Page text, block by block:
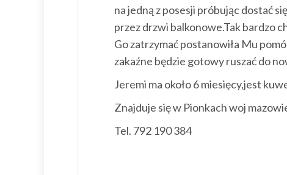
na jedną z posesji próbując dostać
przez drzwi balkonowe.Tak bardzo
Go zatrzymać postanowiła Mu
zakaźne będzie gotowy ruszać do
Jeremi ma około 6 miesięcy,jest
Znajduje się w Pionkach woj
Tel. 792 190 384